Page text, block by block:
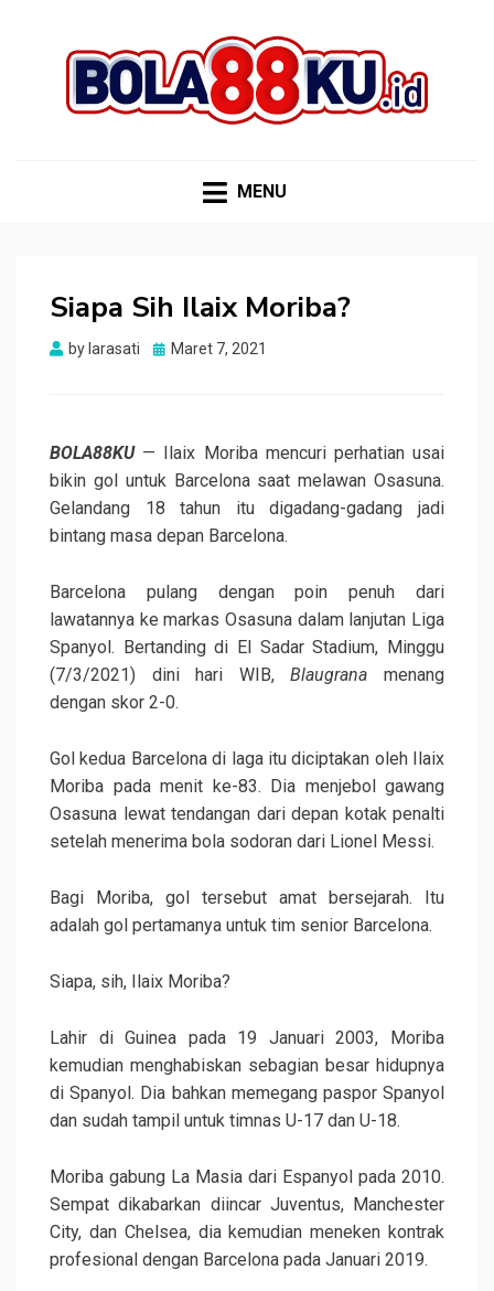
MENU
Siapa Sih Ilaix Moriba?
by larasati
Posted
Maret 7, 2021
BOLA88KU— Ilaix Moriba mencuri perhatian usai
bikin gol untuk Barcelona saat melawan Osasuna.
Gelandang 18 tahun itu digadang-gadang jadi
bintang masa depan Barcelona.
Barcelona pulang dengan poin penuh dari
lawatannya ke markas Osasuna dalam lanjutan Liga
Spanyol. Bertanding di El Sadar Stadium, Minggu
(7/3/2021) dini hari WIB,Blaugranamenang
dengan skor 2-0.
Gol kedua Barcelona di laga itu diciptakan oleh Ilaix
Moriba pada menit ke-83. Dia menjebol gawang
Osasuna lewat tendangan dari depan kotak penalti
setelah menerima bola sodoran dari Lionel Messi.
Bagi Moriba, gol tersebut amat bersejarah. Itu
adalah gol pertamanya untuk tim senior Barcelona.
Siapa, sih, Ilaix Moriba?
Lahir di Guinea pada 19 Januari 2003, Moriba
kemudian menghabiskan sebagian besar hidupnya
di Spanyol. Dia bahkan memegang paspor Spanyol
dan sudah tampil untuk timnas U-17 dan U-18.
Moriba gabung La Masia dari Espanyol pada 2010.
Sempat dikabarkan diincar Juventus, Manchester
City, dan Chelsea, dia kemudian meneken kontrak
profesional dengan Barcelona pada Januari 2019.